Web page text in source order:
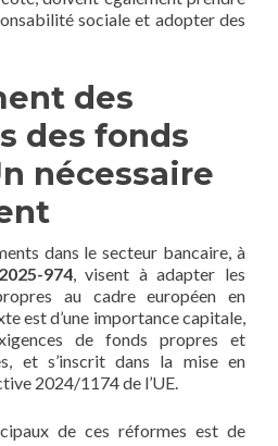
sociale et adopter des
des
des fonds
nécessaire
dans le secteur bancaire, à
974, visent à adapter les
au cadre européen en
est d’une importance capitale,
de fonds propres et
et s’inscrit dans la mise en
2024/1174 de l’UE.
de ces réformes est de